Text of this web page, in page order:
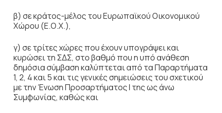
β) σε κράτος-μέλος του Ευρωπαϊκού Οικονομικού
Χώρου (Ε.Ο.Χ.),
γ) σε τρίτες χώρες που έχουν υπογράψει και
κυρώσει τη ΣΔΣ, στο βαθμό που η υπό ανάθεση
δημόσια σύμβαση καλύπτεται από τα Παραρτήματα
1, 2, 4 και 5 και τις γενικές σημειώσεις του σχετικού
με την Ένωση Προσαρτήματος I της ως άνω
Συμφωνίας, καθώς και